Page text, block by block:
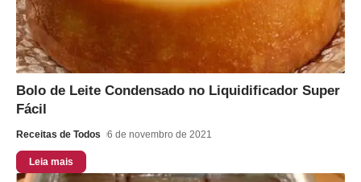
Bolo de Leite Condensado no Liquidificador Super
Fácil
Receitas de Todos 6 de novembro de 2021
Leia mais